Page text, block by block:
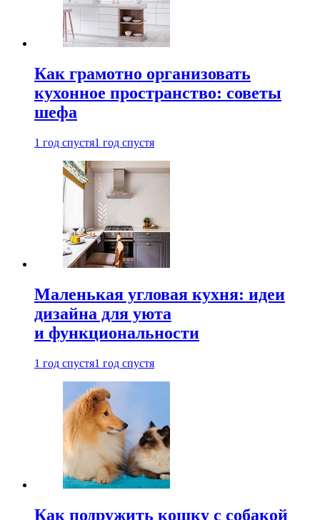
Как грамотно организовать
кухонное пространство: советы
шефа
1 год спустя1 год спустя
Маленькая угловая кухня: идеи
дизайна для уюта
и функциональности
1 год спустя1 год спустя
Как подружить кошку с собакой